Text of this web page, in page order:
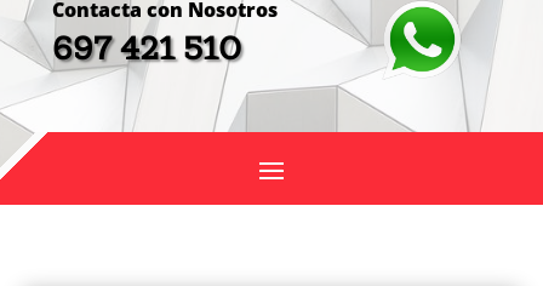
Contacta con Nosotros
697 421 510